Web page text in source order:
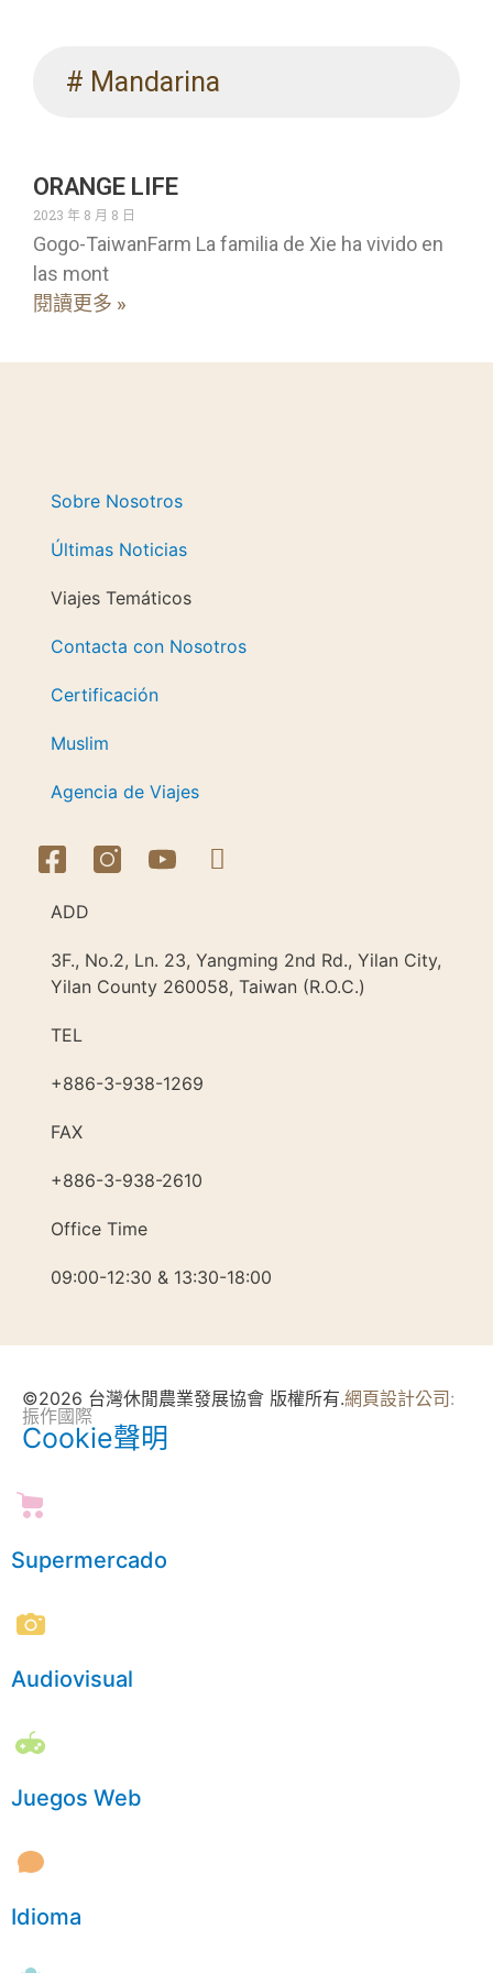
# Mandarina
ORANGE LIFE
2023 年 8 月 8 日
Gogo-TaiwanFarm La familia de Xie ha vivido en
las mont
閱讀更多 »
Sobre Nosotros
Últimas Noticias
Viajes Temáticos
Contacta con Nosotros
Certificación
Muslim
Agencia de Viajes
ADD
3F., No.2, Ln. 23, Yangming 2nd Rd., Yilan City,
Yilan County 260058, Taiwan (R.O.C.)
TEL
+886-3-938-1269​
FAX
+886-3-938-2610
Office Time
09:00-12:30 & 13:30-18:00
©2026 台灣休閒農業發展協會 版權所有.網頁設計公司:
振作國際
Cookie聲明
Supermercado
Audiovisual
Juegos Web
Idioma